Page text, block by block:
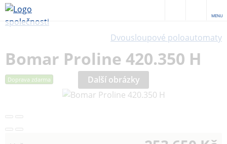
MENU
Dvousloupové poloautomaty
Bomar Proline 420.350 H
Doprava zdarma Další obrázky